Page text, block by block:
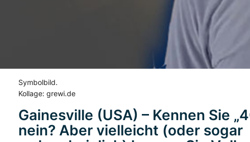
Symbolbild.
Kollage: grewi.de
Gainesville (USA) – Kennen Sie
nein? Aber vielleicht (oder sogar